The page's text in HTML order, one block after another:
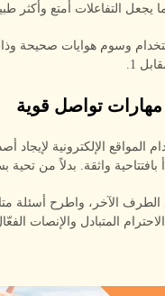
يجعل التفاعلات أمتع وأكثر
وسوم هوايات صحيحة
المواقع الإلكترونية لإيجاد
بافتتاحية واثقة. بدلاً من
الطرف الآخر، واطرح أسئلة
المتبادل والإنصات